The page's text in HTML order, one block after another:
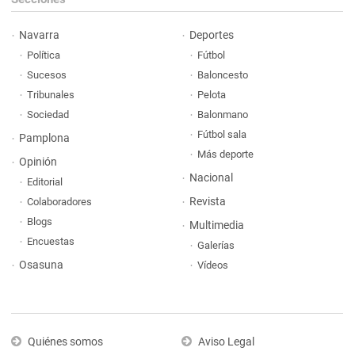
Navarra
Política
Sucesos
Tribunales
Sociedad
Pamplona
Opinión
Editorial
Colaboradores
Blogs
Encuestas
Osasuna
Deportes
Fútbol
Baloncesto
Pelota
Balonmano
Fútbol sala
Más deporte
Nacional
Revista
Multimedia
Galerías
Vídeos
Quiénes somos Aviso Legal